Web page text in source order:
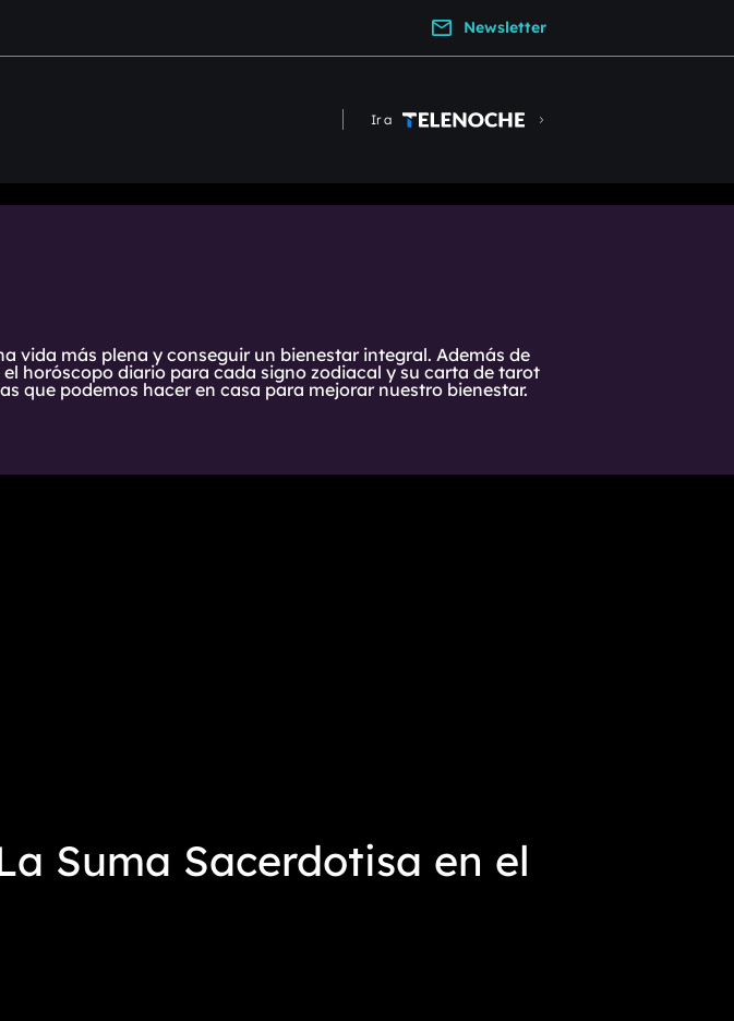
Newsletter
Ir a
vida más plena y conseguir un bienestar integral. Además de
horóscopo diario para cada signo zodiacal y su carta de tarot
que podemos hacer en casa para mejorar nuestro bienestar.
Suma Sacerdotisa en el